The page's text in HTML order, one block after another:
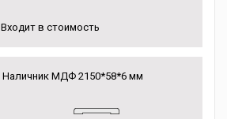
Входит в стоимость
Наличник МДФ 2150*58*6 мм